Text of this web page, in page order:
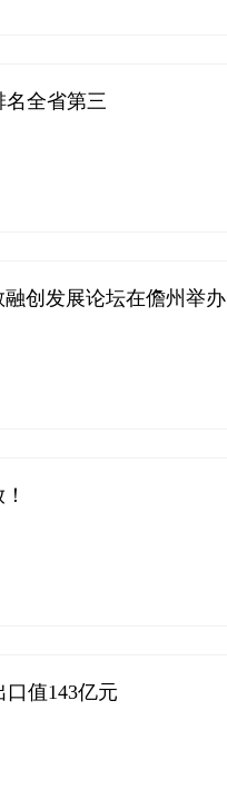
名全省第三
创发展论坛在儋州举办
口值143亿元